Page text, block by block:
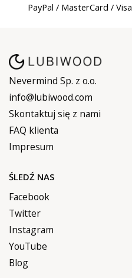
PayPal / MasterCard / Visa
Nevermind Sp. z o.o.
info@lubiwood.com
Skontaktuj się z nami
FAQ klienta
Impresum
ŚLEDŹ NAS
Facebook
Twitter
Instagram
YouTube
Blog